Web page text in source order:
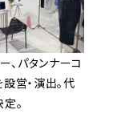
、パタンナーコ
営・演出。代
。